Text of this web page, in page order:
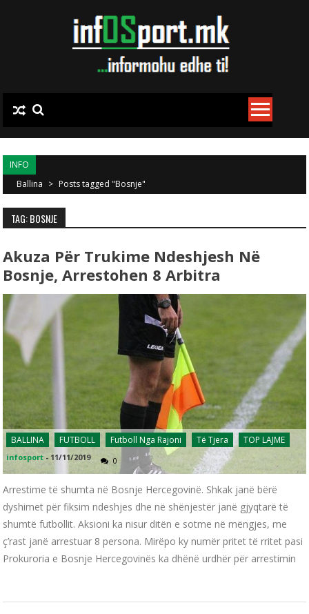
INFO
Ballina > Posts tagged "Bosnje"
TAG: BOSNJE
Akuza Për Trukime Ndeshjesh Në
Bosnje, Arrestohen 8 Arbitra
BALLINA FUTBOLL Futboll Nga Rajoni Të Tjera TOP LAJME
infosport - 11/11/2019 0
Arrestime të shumta në Bosnje Hercegovinë. Shkak janë bërë
dyshimet për fiksim ndeshjes dhe në shënjestër janë gjyqtarë të
shumtë futbollit. Aksioni ka nisur ditën e sotme në mëngjes, me
ç’rast janë arrestuar 8 persona. Mirëpo ky numër pritet të rritet pasi
Prokuroria e Bosnje Hercegovinës ka dhënë urdhër për arrestimin